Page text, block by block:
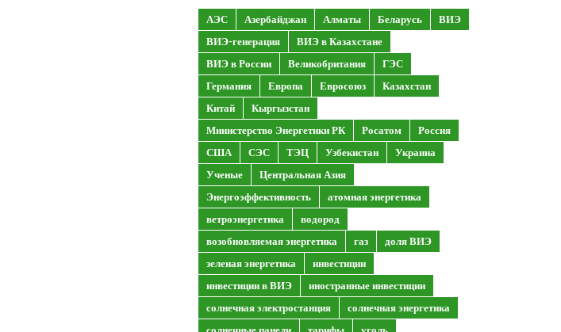
АЭС Азербайджан Алматы Беларусь
ВИЭ
ВИЭ-генерация
ВИЭ в Казахстане
ВИЭ в России
Великобритания
ГЭС
Германия
Европа Евросоюз
Казахстан
Китай
Кыргызстан
Министерство Энергетики РК
Росатом
Россия
США
СЭС ТЭЦ Узбекистан
Украина
Ученые
Центральная Азия
Энергоэффективность
атомная энергетика
ветроэнергетика
водород
возобновляемая энергетика
газ
доля ВИЭ
зеленая энергетика
инвестиции
инвестиции в ВИЭ
иностранные инвестиции
солнечная электростанция
солнечная энергетика
солнечные панели
тарифы уголь